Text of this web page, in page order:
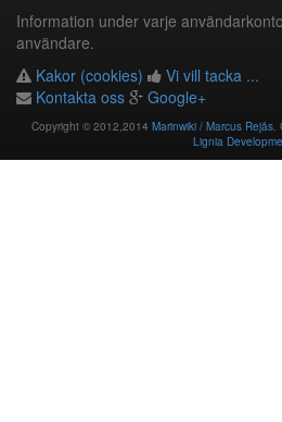
Information under varje
användare.
Kakor (cookies)
Vi vill tacka ...
Kontakta oss
Google+
Copyright © 2012,2014 Marinwiki / Marcus Rejås.
Lignia